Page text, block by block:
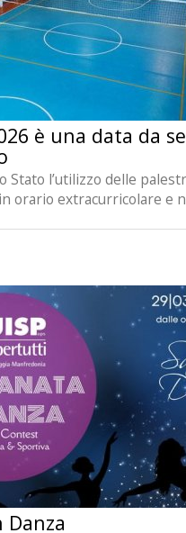
è una data da
Stato l’utilizzo delle
orario extracurricolare e